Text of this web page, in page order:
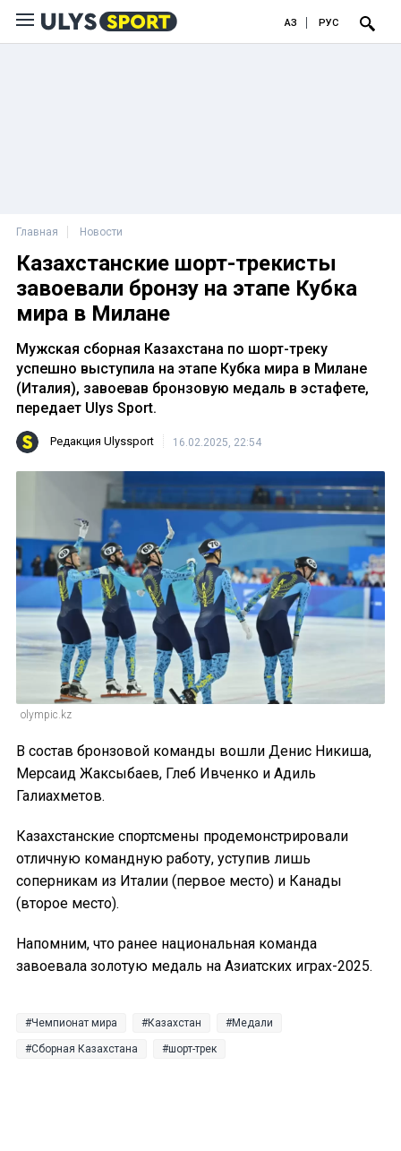
ҚАЗ РУС
Главная Новости
Казахстанские шорт-трекисты
завоевали бронзу на этапе Кубка
мира в Милане
Мужская сборная Казахстана по шорт-треку
успешно выступила на этапе Кубка мира в Милане
(Италия), завоевав бронзовую медаль в эстафете,
передает Ulys Sport.
Редакция Ulyssport 16.02.2025, 22:54
olympic.kz
В состав бронзовой команды вошли Денис Никиша,
Мерсаид Жаксыбаев, Глеб Ивченко и Адиль
Галиахметов.
Казахстанские спортсмены продемонстрировали
отличную командную работу, уступив лишь
соперникам из Италии (первое место) и Канады
(второе место).
Напомним, что ранее национальная команда
завоевала золотую медаль на Азиатских играх-2025.
Чемпионат мира Казахстан Медали
Сборная Казахстана шорт-трек